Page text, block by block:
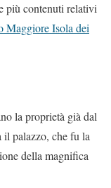
più contenuti relativi
Maggiore Isola dei
la proprietà già dal
palazzo, che fu la
della magnifica